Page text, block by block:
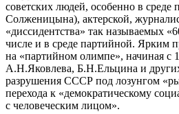
советских людей, особенно в среде
Солженицына), актерской,
«диссидентства» так называемых
числе и в среде партийной. Ярким
на «партийном олимпе», начиная с
А.Н.Яковлева, Б.Н.Ельцина и
разрушения СССР под лозунгом
перехода к «демократическому
с человеческим лицом».